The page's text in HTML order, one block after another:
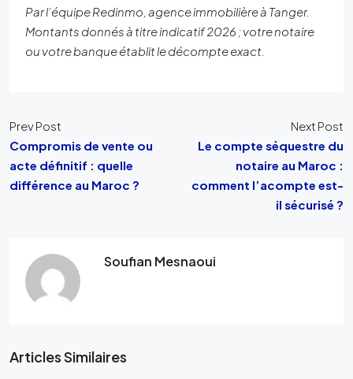
Par l’équipe Redinmo, agence immobilière à Tanger.
Montants donnés à titre indicatif 2026 ; votre notaire
ou votre banque établit le décompte exact.
Prev Post
Compromis de vente ou
acte définitif : quelle
différence au Maroc ?
Next Post
Le compte séquestre du
notaire au Maroc :
comment l’acompte est-
il sécurisé ?
Soufian Mesnaoui
Articles Similaires